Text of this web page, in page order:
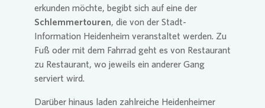
erkunden möchte, begibt sich auf eine der
Schlemmertouren, die von der Stadt-
Information Heidenheim veranstaltet werden. Zu
Fuß oder mit dem Fahrrad geht es von Restaurant
zu Restaurant, wo jeweils ein anderer Gang
serviert wird.
Darüber hinaus laden zahlreiche Heidenheimer